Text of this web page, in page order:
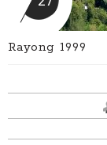
Rayong 1999